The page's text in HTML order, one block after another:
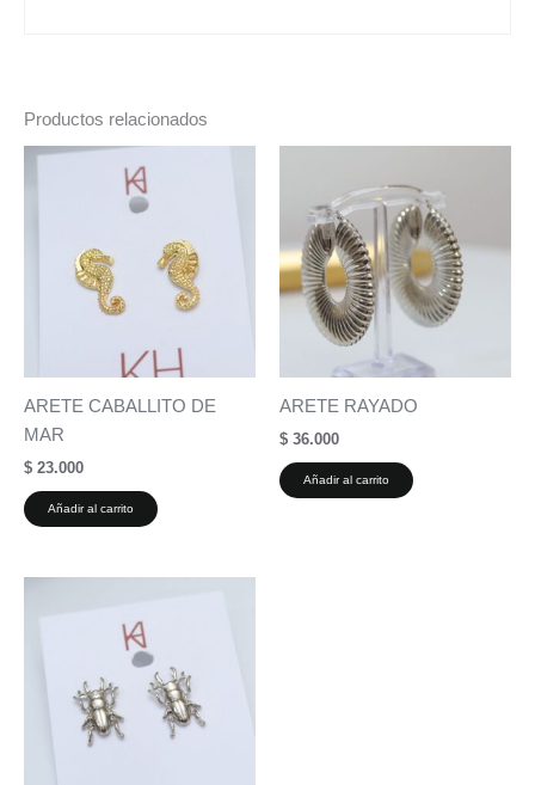
Productos relacionados
ARETE CABALLITO DE
MAR
$ 23.000
Añadir al carrito
ARETE RAYADO
$ 36.000
Añadir al carrito